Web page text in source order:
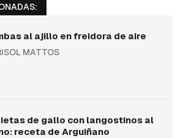
al ajillo en freidora de aire
MATTOS
de gallo con langostinos al
receta de Arguiñano